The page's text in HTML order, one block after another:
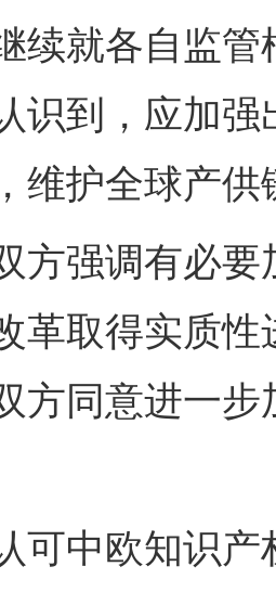
续就各自监
识到，应加
维护全球产供
强调有必要
革取得实质
方同意进一
中欧知识产